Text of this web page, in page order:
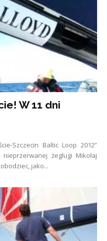
W 11 dni
Szczecin Baltic Loop 2012”
żeglugi Mikołaj
jako...